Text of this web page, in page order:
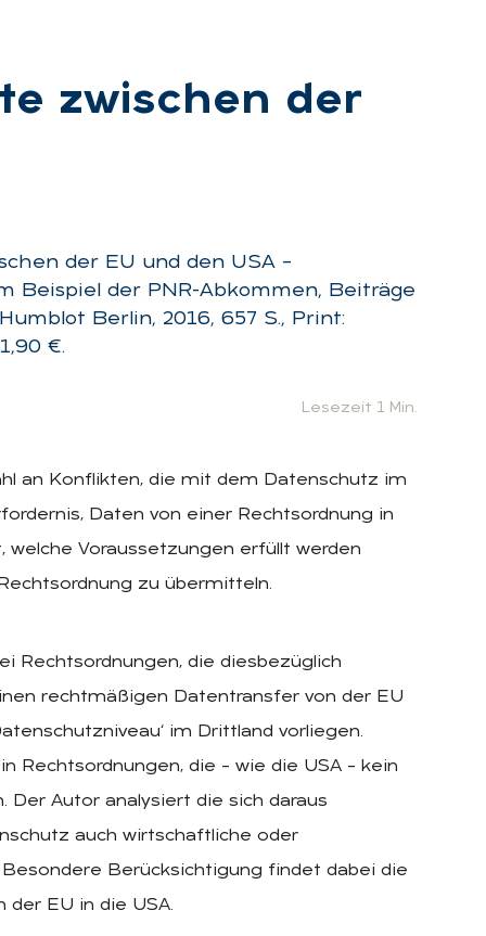
zwi­schen der
der EU und den USA –
Beispiel der PNR-Abkommen, Beiträge
Berlin, 2016, 657 S., Print:
€.
Lesezeit 1 Min.
an Konflikten, die mit dem Datenschutz im
Daten von einer Rechtsordnung in
Voraussetzungen erfüllt werden
zu übermitteln.
Rechtsordnungen, die diesbezüglich
rechtmäßigen Datentransfer von der EU
im Drittland vorliegen.
Rechtsordnungen, die – wie die USA – kein
Der Autor analysiert die sich daraus
auch wirtschaftliche oder
Berücksichtigung findet dabei die
EU in die USA.